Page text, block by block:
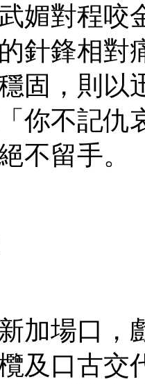
媚對程咬
針鋒相對
固，則以
你不記仇
不留手。
加場口，
及口古交